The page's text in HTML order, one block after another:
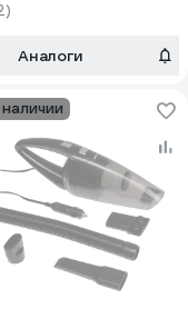
Аналоги